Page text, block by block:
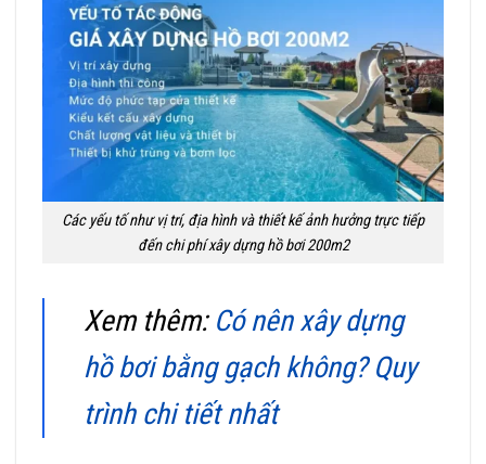
Các yếu tố như vị trí, địa hình và thiết kế ảnh hưởng trực tiếp
đến chi phí xây dựng hồ bơi 200m2
Xem thêm: Có nên xây dựng
hồ bơi bằng gạch không? Quy
trình chi tiết nhất